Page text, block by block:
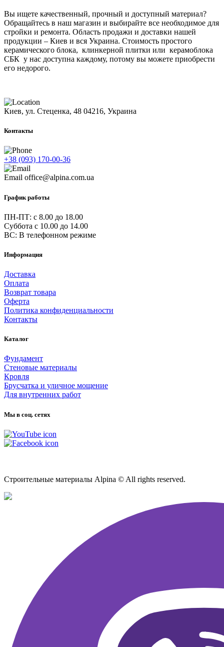
Вы ищете качественный, прочный и доступный материал?
Обращайтесь в наш магазин и выбирайте все необходимое для
стройки и ремонта. Область продажи и доставки нашей
продукции – Киев и вся Украина. Стоимость простого
керамического блока, клинкерной плитки или керамоблока
СБК у нас доступна каждому, потому вы можете приобрести
его недорого.
Киев, ул. Стеценка, 48 04216, Украина
Контакты
+38 (093) 170-00-36
Email office@alpina.com.ua
График работы
ПН-ПТ: c 8.00 до 18.00
Суббота с 10.00 до 14.00
ВС: В телефонном режиме
Информация
Доставка
Оплата
Возврат товара
Оферта
Политика конфиденциальности
Контакты
Каталог
Фундамент
Стеновые материалы
Кровля
Брусчатка и уличное мощение
Для внутренних работ
Мы в соц. сетях
Строительные материалы Alpina © All rights reserved.